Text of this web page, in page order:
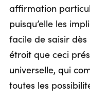
affirmation
puisqu’elle les
facile de saisir
étroit que ceci
universelle, qui
toutes les